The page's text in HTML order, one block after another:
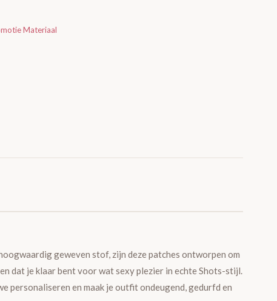
Materiaal
geweven stof, zijn deze patches ontworpen om
dat je klaar bent voor wat sexy plezier in echte Shots-stijl.
personaliseren en maak je outfit ondeugend, gedurfd en